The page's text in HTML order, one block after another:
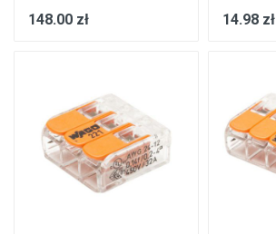
148.00 zł 14.98 zł